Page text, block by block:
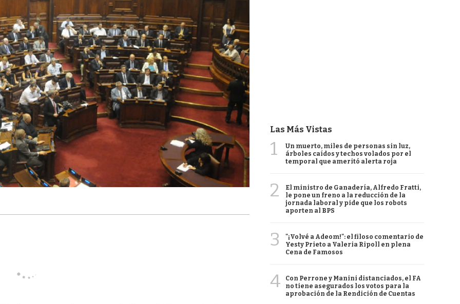
Las Más Vistas
1
Un muerto, miles de personas sin luz,
árboles caídos y techos volados por el
temporal que ameritó alerta roja
2
El ministro de Ganadería, Alfredo Fratti,
le pone un freno a la reducción de la
jornada laboral y pide que los robots
aporten al BPS
3
"¡Volvé a Adeom!": el filoso comentario de
Yesty Prieto a Valeria Ripoll en plena
Cena de Famosos
4
Con Perrone y Manini distanciados, el FA
no tiene asegurados los votos para la
aprobación de la Rendición de Cuentas